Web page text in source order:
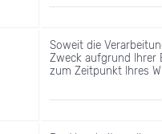
Soweit die
Zweck aufgrund Ihrer
zum Zeitpunkt Ihres